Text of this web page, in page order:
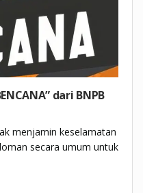
dari BNPB
menjamin keselamatan
secara umum untuk